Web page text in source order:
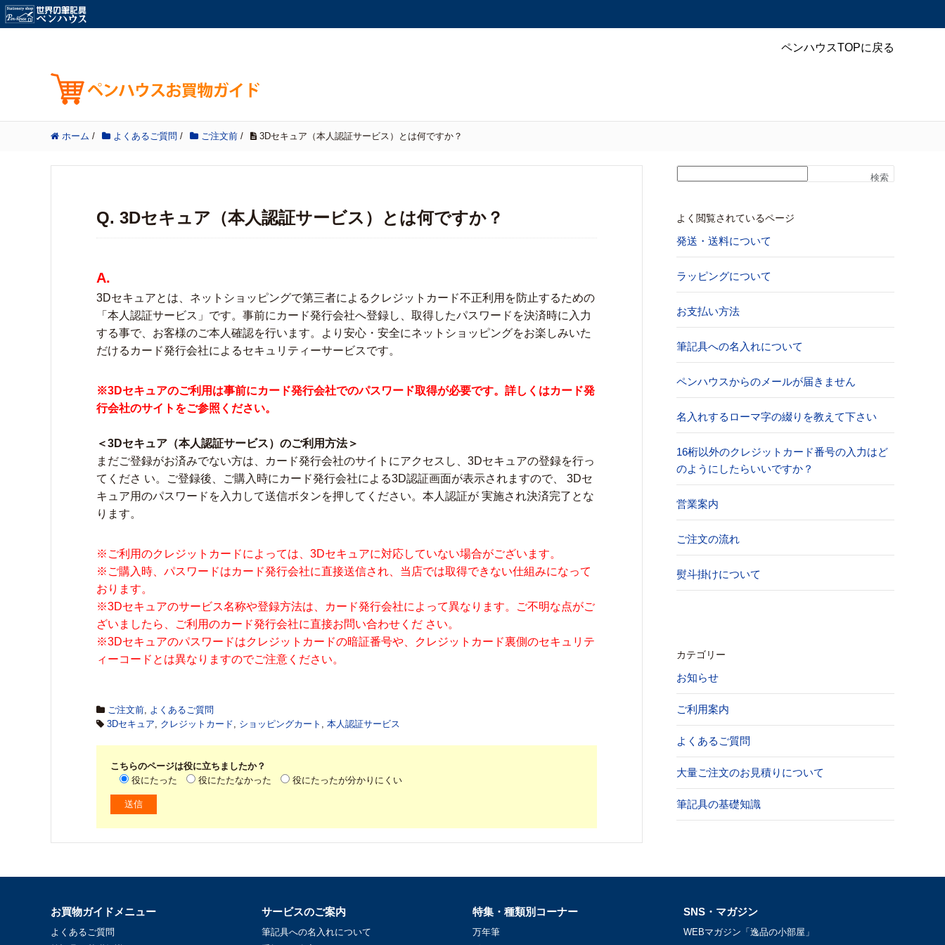
ペンハウスTOPに戻る
ホーム / よくあるご質問 / ご注文前 / 3Dセキュア（本人認証サービス）とは何ですか？
Q. 3Dセキュア（本人認証サービス）とは何ですか？
A.
3Dセキュアとは、ネットショッピングで第三者によるクレジットカード不正利用を防止するための
「本人認証サービス」です。事前にカード発行会社へ登録し、取得したパスワードを決済時に入力
する事で、お客様のご本人確認を行います。より安心・安全にネットショッピングをお楽しみいた
だけるカード発行会社によるセキュリティーサービスです。
※3Dセキュアのご利用は事前にカード発行会社でのパスワード取得が必要です。詳しくはカード発
行会社のサイトをご参照ください。
＜3Dセキュア（本人認証サービス）のご利用方法＞
まだご登録がお済みでない方は、カード発行会社のサイトにアクセスし、3Dセキュアの登録を行っ
てくださ い。ご登録後、ご購入時にカード発行会社による3D認証画面が表示されますので、 3Dセ
キュア用のパスワードを入力して送信ボタンを押してください。本人認証が 実施され決済完了とな
ります。
※ご利用のクレジットカードによっては、3Dセキュアに対応していない場合がございます。
※ご購入時、パスワードはカード発行会社に直接送信され、当店では取得できない仕組みになって
おります。
※3Dセキュアのサービス名称や登録方法は、カード発行会社によって異なります。ご不明な点がご
ざいましたら、ご利用のカード発行会社に直接お問い合わせくだ さい。
※3Dセキュアのパスワードはクレジットカードの暗証番号や、クレジットカード裏側のセキュリテ
ィーコードとは異なりますのでご注意ください。
ご注文前, よくあるご質問
3Dセキュア, クレジットカード, ショッピングカート , 本人認証サービス
こちらのページは役に立ちましたか？
役にたった
役にたたなかった 役にたったが分かりにくい
検索
よく閲覧されているページ
発送・送料について
ラッピングについて
お支払い方法
筆記具への名入れについて
ペンハウスからのメールが届きません
名入れするローマ字の綴りを教えて下さい
16桁以外のクレジットカード番号の入力はど
のようにしたらいいですか？
営業案内
ご注文の流れ
熨斗掛けについて
カテゴリー
お知らせ
ご利用案内
よくあるご質問
大量ご注文のお見積りについて
筆記具の基礎知識
お買物ガイドメニュー
よくあるご質問
サービスのご案内
筆記具への名入れについて
特集・種類別コーナー
万年筆
SNS・マガジン
WEBマガジン「逸品の小部屋」